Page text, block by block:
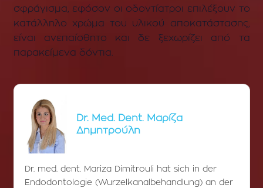
σφράγισμα, εφόσον οι οδοντίατροι επιλέξουν το
κατάλληλο χρώμα του υλικού αποκατάστασης,
είναι ανεπαίσθητο και δε ξεχωρίζει από τα
παρακείμενα δόντια.
Dr. Med. Dent. Μαρίζα
Δημητρούλη
Dr. med. dent. Mariza Dimitrouli hat sich in der
Endodontologie (Wurzelkanalbehandlung) an der